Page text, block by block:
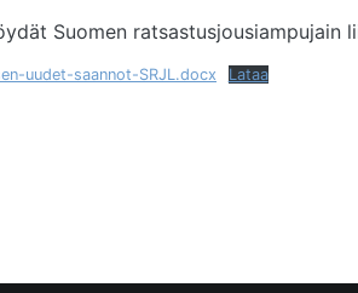
Suomen ratsastusjousiampujain
uudet-saannot-SRJL.docx Lataa